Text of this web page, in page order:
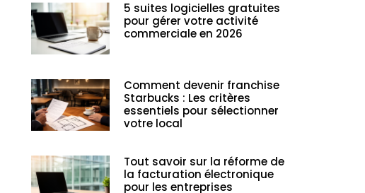
5 suites logicielles gratuites
pour gérer votre activité
commerciale en 2026
Comment devenir franchise
Starbucks : Les critères
essentiels pour sélectionner
votre local
Tout savoir sur la réforme de
la facturation électronique
pour les entreprises